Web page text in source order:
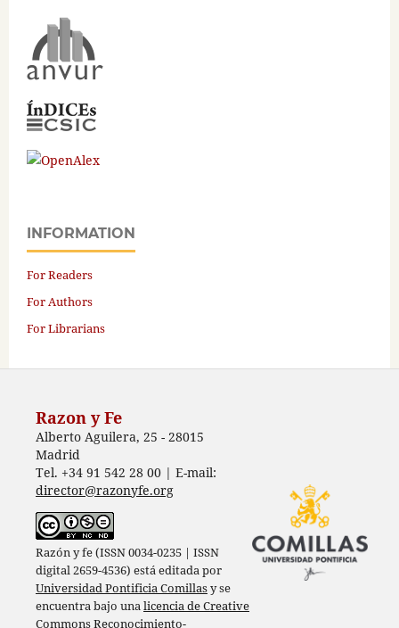
INFORMATION
For Readers
For Authors
For Librarians
Razon y Fe
Alberto Aguilera, 25 - 28015
Madrid
Tel. +34 91 542 28 00 | E-mail:
director@razonyfe.org
Razón y fe (ISSN 0034-0235 | ISSN
digital 2659-4536) está editada por
Universidad Pontificia Comillasy se
encuentra bajo unalicencia de Creative
Commons Reconocimiento-